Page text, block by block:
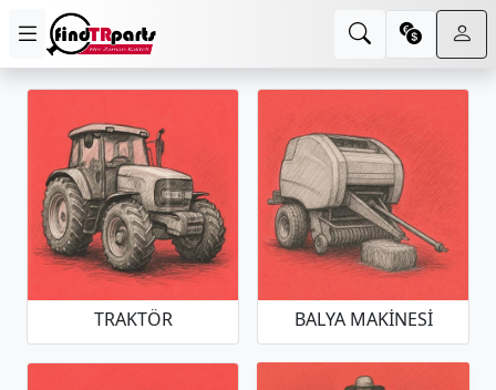
TRAKTÖR BALYA MAKINESI